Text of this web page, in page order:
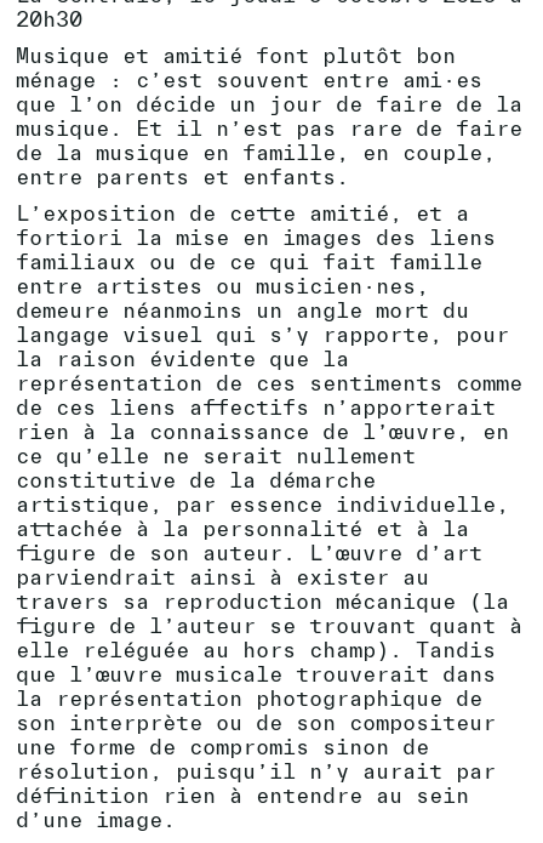
20h30
Musique et amitié font plutôt bon
ménage : c’est souvent entre ami·es
que l’on décide un jour de faire de la
musique. Et il n’est pas rare de faire
de la musique en famille, en couple,
entre parents et enfants.
L’exposition de cette amitié, et a
fortiori la mise en images des liens
familiaux ou de ce qui fait famille
entre artistes ou musicien·nes,
demeure néanmoins un angle mort du
langage visuel qui s’y rapporte, pour
la raison évidente que la
représentation de ces sentiments comme
de ces liens affectifs n’apporterait
rien à la connaissance de l’œuvre, en
ce qu’elle ne serait nullement
constitutive de la démarche
artistique, par essence individuelle,
attachée à la personnalité et à la
figure de son auteur. L’œuvre d’art
parviendrait ainsi à exister au
travers sa reproduction mécanique (la
figure de l’auteur se trouvant quant à
elle reléguée au hors champ). Tandis
que l’œuvre musicale trouverait dans
la représentation photographique de
son interprète ou de son compositeur
une forme de compromis sinon de
résolution, puisqu’il n’y aurait par
définition rien à entendre au sein
d’une image.